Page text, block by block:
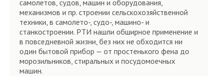
самолетов, судов, машин и оборудования,
механизмов и пр. строении сельскохозяйственной
техники, в самолето-, судо-, машино- и
станкостроении. РТИ нашли обширное применение и
в повседневной жизни, без них не обходится ни
один бытовой прибор — от простенького фена до
морозильников, стиральных и посудомоечных
машин.